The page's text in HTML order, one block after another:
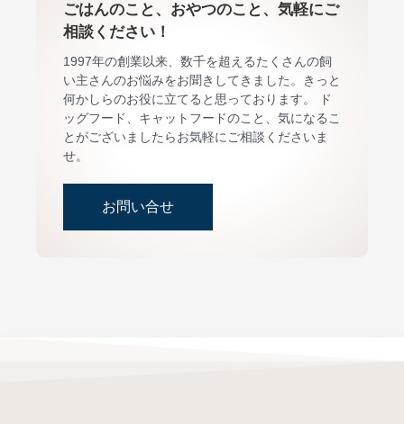
ごはんのこと、おやつのこと、気軽にご
相談ください！
1997年の創業以来、数千を超えるたくさんの飼
い主さんのお悩みをお聞きしてきました。きっと
何かしらのお役に立てると思っております。 ド
ッグフード、キャットフードのこと、気になるこ
とがございましたらお気軽にご相談くださいま
せ。
お問い合せ